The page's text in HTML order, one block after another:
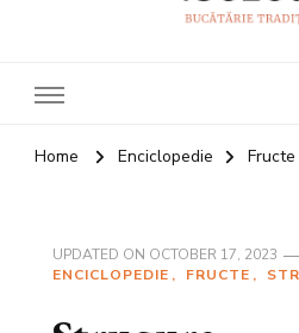
Home Enciclopedie Fructe
UPDATED ON OCTOBER 17, 2023
ENCICLOPEDIE
FRUCTE